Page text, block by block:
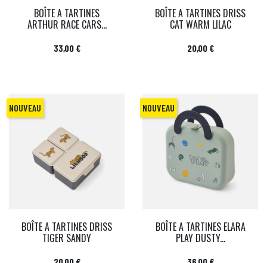
BOÎTE A TARTINES
ARTHUR RACE CARS...
Prix
33,00 €
BOÎTE A TARTINES DRISS
CAT WARM LILAC
Prix
20,00 €
BOÎTE A TARTINES DRISS
TIGER SANDY
NOUVEAU
BOÎTE A TARTINES ELARA
PLAY DUSTY...
NOUVEAU